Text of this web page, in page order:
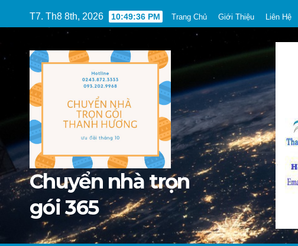
to
T7. Th8 8th, 2026 10:49:37 PM Trang Chủ Giới Thiệu Liên Hệ
Chuyển nhà trọn
gói 365